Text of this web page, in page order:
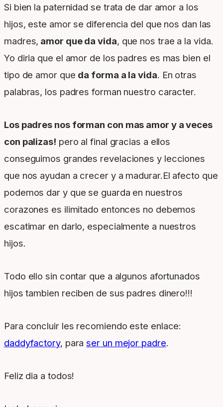
Si bien la paternidad se trata de dar amor a los
hijos, este amor se diferencia del que nos dan las
madres, amor que da vida, que nos trae a la vida.
Yo diria que el amor de los padres es mas bien el
tipo de amor que da forma a la vida. En otras
palabras, los padres forman nuestro caracter.
Los padres nos forman con mas amor y a veces
con palizas! pero al final gracias a ellos
conseguimos grandes revelaciones y lecciones
que nos ayudan a crecer y a madurar.El afecto que
podemos dar y que se guarda en nuestros
corazones es ilimitado entonces no debemos
escatimar en darlo, especialmente a nuestros
hijos.
Todo ello sin contar que a algunos afortunados
hijos tambien reciben de sus padres dinero!!!
Para concluir les recomiendo este enlace:
daddyfactory, paraser un mejor padre.
Feliz dia a todos!